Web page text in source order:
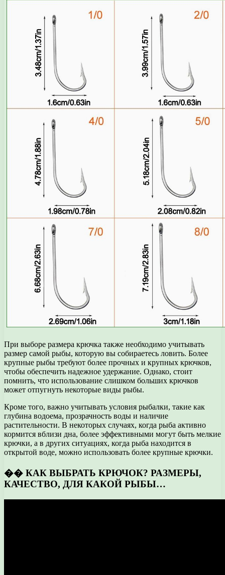
При выборе размера крючка также необходимо учитывать
размер самой рыбы, которую вы собираетесь ловить. Более
крупные рыбы требуют более прочных и крупных крючков,
чтобы обеспечить надежное удержание. Однако, стоит
помнить, что использование слишком больших крючков
может отпугнуть некоторые виды рыбы.
Кроме того, важно учитывать условия рыбалки, такие как
глубина водоема, прозрачность воды и наличие
растительности. В некоторых случаях, когда рыба активно
кормится вблизи дна, более эффективными могут быть мелкие
крючки, а в других ситуациях, когда рыба находится в
открытой воде, можно использовать более крупные крючки.
�� КАК ВЫБРАТЬ КРЮЧОК? РАЗМЕРЫ,
КАЧЕСТВО, ДЛЯ КАКОЙ РЫБЫ…